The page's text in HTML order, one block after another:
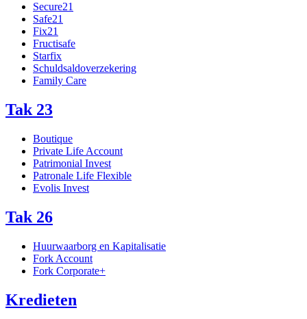
Secure21
Safe21
Fix21
Fructisafe
Starfix
Schuldsaldoverzekering
Family Care
Tak 23
Boutique
Private Life Account
Patrimonial Invest
Patronale Life Flexible
Evolis Invest
Tak 26
Huurwaarborg en Kapitalisatie
Fork Account
Fork Corporate+
Kredieten